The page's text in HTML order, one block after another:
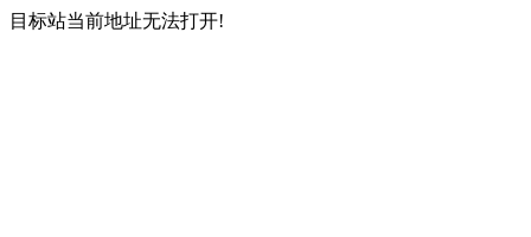
目标站当前地址无法打开!